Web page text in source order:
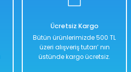
Ücretsiz Kargo
Bütün ürünlerimizde 500 TL
üzeri alışveriş tutarı’ nın
üstünde kargo ücretsiz.